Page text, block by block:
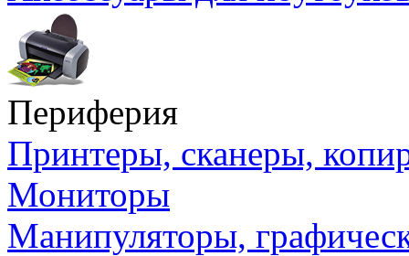
Периферия
Принтеры, сканеры,
Мониторы
Манипуляторы,